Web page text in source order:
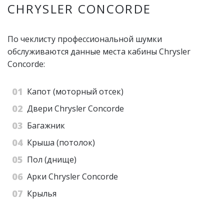
CHRYSLER CONCORDE
По чеклисту профессиональной шумки
обслуживаются данные места кабины Chrysler
Concorde:
Капот (моторный отсек)
Двери Chrysler Concorde
Багажник
Крыша (потолок)
Пол (днище)
Арки Chrysler Concorde
Крылья